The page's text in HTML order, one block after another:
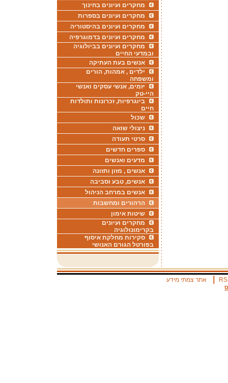
מחקרים ועיונים בחינוך
מחקרים ועיונים בספרות
מחקרים ועיונים בהיסטוריה
מחקרים ועיונים בדמוגרפיה
מחקרים ועיונים בביולוגיה
ובמדעי החיים
אנשים בעת העתיקה
ילדים , אמהות, הורים
ומשפחה
יזמים, אנשי עסקים ואנשי
היי-טק
ביוגרפיות, זכרונות ותולדות
חיים
שכול
ניצולי שואה
סרטי תעודה
ספרים חדשים
מדעים ואנשים
אנשים , מזון ותזונה
אנשים, טבע וסביבה
אנשים במרחב הניהול
הרהורים ומחשבות
שיטות אימון
מחקרים ועיונים
בקרימונולוגיה
סקירות מחלקת איסוף
בפורטל הגורם האנושי
אתר צמתי מידע